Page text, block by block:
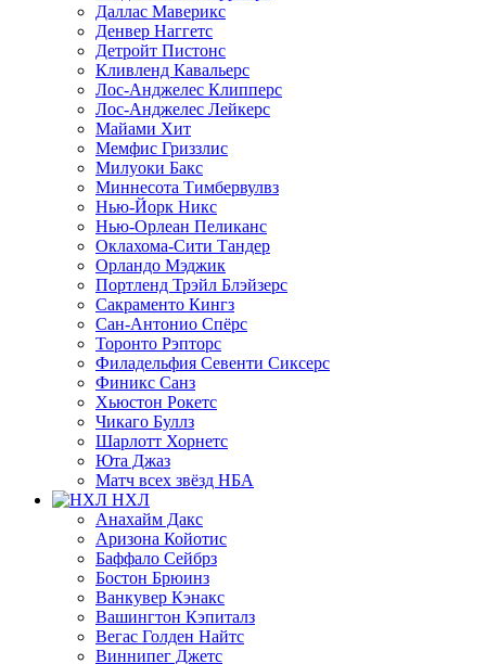
Даллас Маверикс
Денвер Наггетс
Детройт Пистонс
Кливленд Кавальерс
Лос-Анджелес Клипперс
Лос-Анджелес Лейкерс
Майами Хит
Мемфис Гриззлис
Милуоки Бакс
Миннесота Тимбервулвз
Нью-Йорк Никс
Нью-Орлеан Пеликанс
Оклахома-Сити Тандер
Орландо Мэджик
Портленд Трэйл Блэйзерс
Сакраменто Кингз
Сан-Антонио Спёрс
Торонто Рэпторс
Филадельфия Севенти Сиксерс
Финикс Санз
Хьюстон Рокетс
Чикаго Буллз
Шарлотт Хорнетс
Юта Джаз
Матч всех звёзд НБА
НХЛ
Анахайм Дакс
Аризона Койотис
Баффало Сейбрз
Бостон Брюинз
Ванкувер Кэнакс
Вашингтон Кэпиталз
Вегас Голден Найтс
Виннипег Джетс